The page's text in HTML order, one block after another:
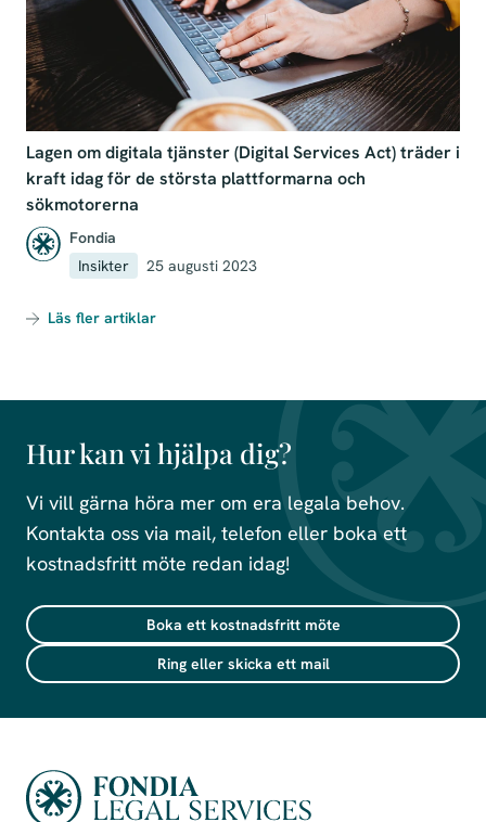
Lagen om digitala tjänster (Digital Services Act) träder i
kraft idag för de största plattformarna och
sökmotorerna
Fondia
Insikter
25 augusti 2023
Läs fler artiklar
Hur kan vi hjälpa dig?
Vi vill gärna höra mer om era legala behov.
Kontakta oss via mail, telefon eller boka ett
kostnadsfritt möte redan idag!
Boka ett kostnadsfritt möte
Ring eller skicka ett mail